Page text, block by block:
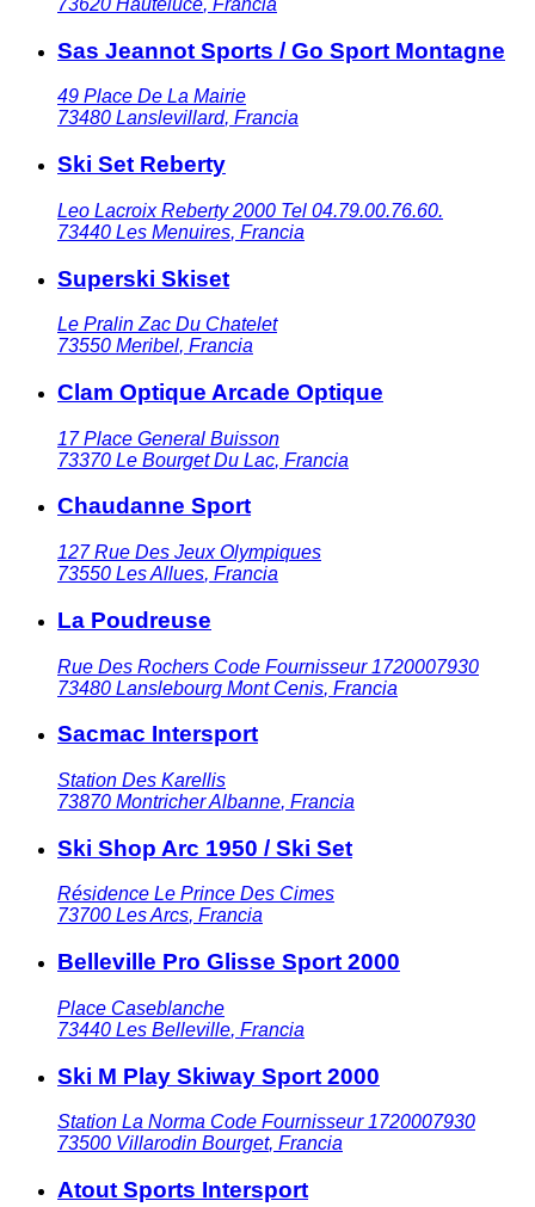
73620 Hauteluce, Francia
Sas Jeannot Sports / Go Sport Montagne
49 Place De La Mairie
73480 Lanslevillard, Francia
Ski Set Reberty
Leo Lacroix Reberty 2000 Tel 04.79.00.76.60.
73440 Les Menuires, Francia
Superski Skiset
Le Pralin Zac Du Chatelet
73550 Meribel, Francia
Clam Optique Arcade Optique
17 Place General Buisson
73370 Le Bourget Du Lac, Francia
Chaudanne Sport
127 Rue Des Jeux Olympiques
73550 Les Allues, Francia
La Poudreuse
Rue Des Rochers Code Fournisseur 1720007930
73480 Lanslebourg Mont Cenis, Francia
Sacmac Intersport
Station Des Karellis
73870 Montricher Albanne, Francia
Ski Shop Arc 1950 / Ski Set
Résidence Le Prince Des Cimes
73700 Les Arcs, Francia
Belleville Pro Glisse Sport 2000
Place Caseblanche
73440 Les Belleville, Francia
Ski M Play Skiway Sport 2000
Station La Norma Code Fournisseur 1720007930
73500 Villarodin Bourget, Francia
Atout Sports Intersport